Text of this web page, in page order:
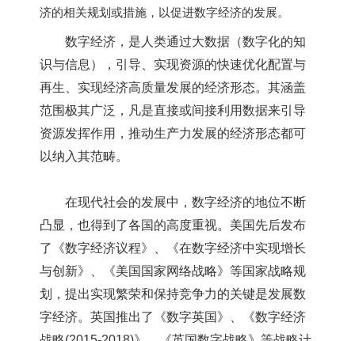
济的相关规划或措施，以促进数字经济的发展。
数字经济，是人类通过大数据（数字化的知
识与信息），引导、实现资源的快速优化配置与
再生、实现经济高质量发展的经济形态。其涵盖
范围极其广泛，凡是直接或间接利用数据来引导
资源发挥作用，推动生产力发展的经济形态都可
以纳入其范畴。
在现代社会的发展中，数字经济的地位不断
凸显，也得到了各国的高度重视。 美国 先后发布
了《数字经济议程》、《在数字经济中实现增长
与创新》、《美国 国家网络战略》等国家战略规
划，提出实现繁荣和保持竞争力的关键是发展数
字经济。 英国推出了《数字英国 》、《数字经济